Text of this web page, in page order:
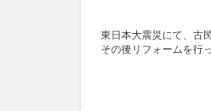
東日本大震災にて、古
その後リフォームを行